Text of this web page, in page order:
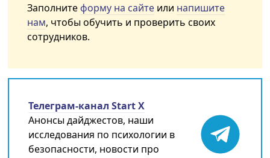
Заполнитеформу на сайте или напишите
нам, чтобы обучить и проверить своих
сотрудников.
Телеграм-канал Start X
Анонсы дайджестов, наши
исследования по психологии в
безопасности, новости про